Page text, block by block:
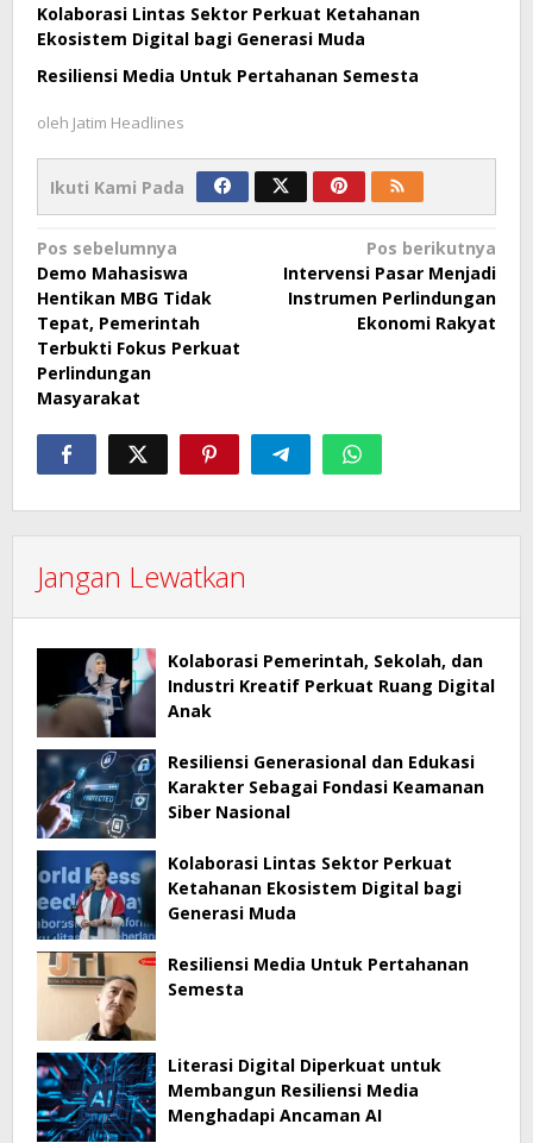
Kolaborasi Lintas Sektor Perkuat Ketahanan
Ekosistem Digital bagi Generasi Muda
Resiliensi Media Untuk Pertahanan Semesta
oleh Jatim Headlines
Ikuti Kami Pada
Navigasi
pos
Pos sebelumnya
Demo Mahasiswa
Hentikan MBG Tidak
Tepat, Pemerintah
Terbukti Fokus Perkuat
Perlindungan
Masyarakat
Pos berikutnya
Intervensi Pasar Menjadi
Instrumen Perlindungan
Ekonomi Rakyat
Jangan Lewatkan
Kolaborasi Pemerintah, Sekolah, dan
Industri Kreatif Perkuat Ruang Digital
Anak
Resiliensi Generasional dan Edukasi
Karakter Sebagai Fondasi Keamanan
Siber Nasional
Kolaborasi Lintas Sektor Perkuat
Ketahanan Ekosistem Digital bagi
Generasi Muda
Resiliensi Media Untuk Pertahanan
Semesta
Literasi Digital Diperkuat untuk
Membangun Resiliensi Media
Menghadapi Ancaman AI